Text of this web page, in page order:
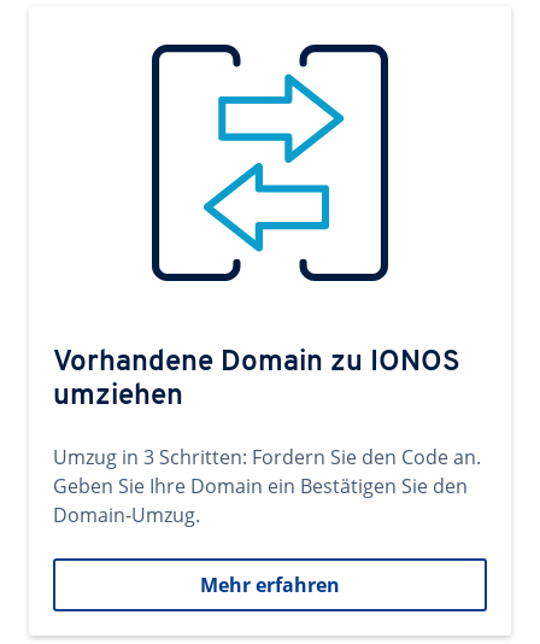
Vorhandene Domain zu IONOS
umziehen
Umzug in 3 Schritten: Fordern Sie den Code an.
Geben Sie Ihre Domain ein Bestätigen Sie den
Domain-Umzug.
Mehr erfahren